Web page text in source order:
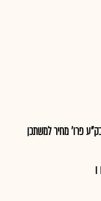
פרו' מחיר למשתכן